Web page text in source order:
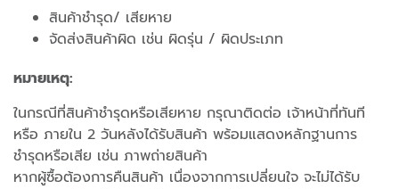
สินค้าชำรุด/ เสียหาย
จัดส่งสินค้าผิด เช่น ผิดรุ่น / ผิดประเภท
หมายเหตุ:
ในกรณีที่สินค้าชำรุดหรือเสียหาย กรุณาติดต่อ เจ้าหน้าที่ทันที
หรือ ภายใน 2 วันหลังได้รับสินค้า พร้อมแสดงหลักฐานการ
ชำรุดหรือเสีย เช่น ภาพถ่ายสินค้า
หากผู้ซื้อต้องการคืนสินค้า เนื่องจากการเปลี่ยนใจ จะไม่ได้รับ